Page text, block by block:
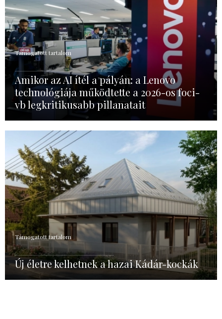
Támogatott tartalom
Amikor az AI ítél a pályán: a Lenovo
technológiája működtette a 2026-os foci-
vb legkritikusabb pillanatait
Támogatott tartalom
Új életre kelhetnek a hazai Kádár-kockák